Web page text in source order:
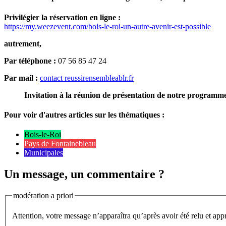
Privilégier la réservation en ligne :
https://my.weezevent.com/bois-le-roi-un-autre-avenir-est-possible
autrement,
Par téléphone : 07 56 85 47 24
Par mail : contact reussirensembleablr.fr
Invitation à la réunion de présentation de notre
Pour voir d'autres articles sur les thématiques :
Bois-le-Roi
Pays de Fontainebleau
Municipales
Un message, un commentaire ?
modération a priori
Attention, votre message n’apparaîtra qu’après avoir été relu et